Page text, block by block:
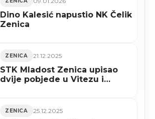
Dino Kalesić napustio NK Čelik
Zenica
ZENICA 21.12.2025
STK Mladost Zenica upisao
dvije pobjede u Vitezu i
ZENICA 25.12.2025